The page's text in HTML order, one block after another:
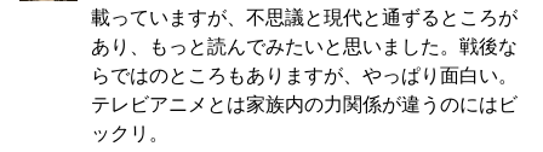
載っていますが、不思議と現代と通ずるところが
あり、もっと読んでみたいと思いました。戦後な
らではのところもありますが、やっぱり面白い。
テレビアニメとは家族内の力関係が違うのにはビ
ックリ。